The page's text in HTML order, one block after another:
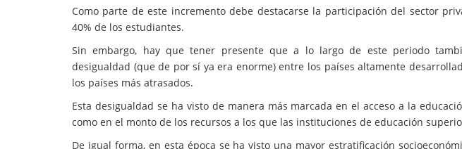
Como parte de este incremento debe destacarse la participación del sector
40% de los estudiantes.
Sin embargo, hay que tener presente que a lo largo de este periodo
desigualdad (que de por sí ya era enorme) entre los países altamente
los países más atrasados.
Esta desigualdad se ha visto de manera más marcada en el acceso a la
como en el monto de los recursos a los que las instituciones de educación
De igual forma, en esta época se ha visto una mayor estratificación